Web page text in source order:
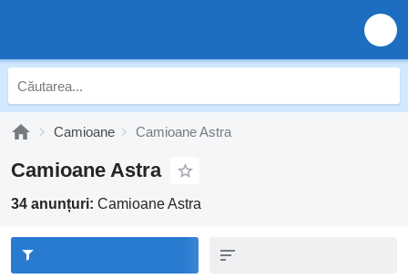
Camioane Camioane Astra
Camioane Astra
34 anunțuri: Camioane Astra